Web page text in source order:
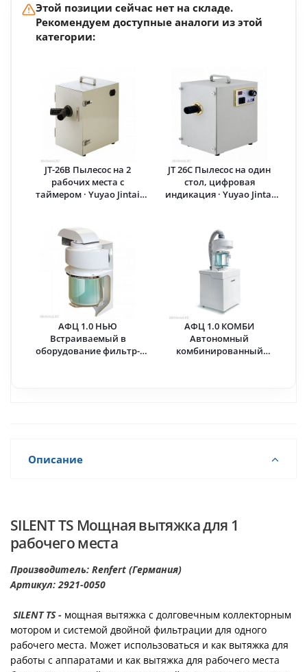
Этой позиции сейчас нет на складе.
Рекомендуем доступные аналоги из этой
категории:
JT-26B Пылесос на 2
рабочих места с
таймером · Yuyao Jintai
JT 26C Пылесос на один
стол, цифровая
индикация · Yuyao Jintai
АФЦ 1.0 НЬЮ
Встраиваемый в
оборудование фильтр-
АФЦ 1.0 КОМБИ
Автономный
комбинированный
Описание
SILENT TS Мощная вытяжка для 1
рабочего места
Производитель: Renfert (Германия)
Артикул: 2921-0050
SILENT TS - мощная вытяжка с долговечным коллекторным
мотором и системой двойной фильтрации для одного
рабочего места. Может использоваться и как вытяжка для
работы с аппаратами и как вытяжка для рабочего места